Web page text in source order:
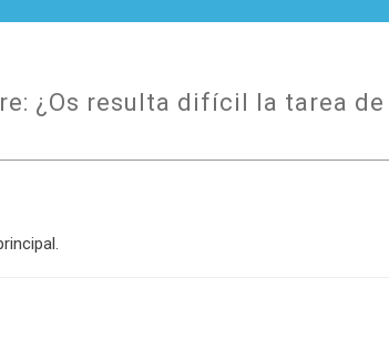
¿Os resulta difícil la tarea